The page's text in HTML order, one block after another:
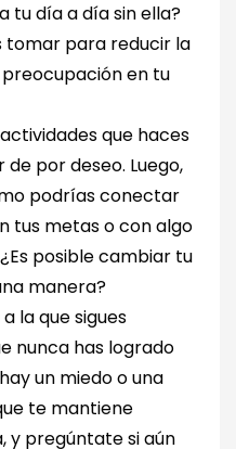
tu día a día sin ella?
tomar para reducir la
en tu
que haces
de por deseo. Luego,
podrías conectar
tus metas o con algo
posible cambiar tu
manera?
la que sigues
nunca has logrado
un miedo o una
te mantiene
y pregúntate si aún